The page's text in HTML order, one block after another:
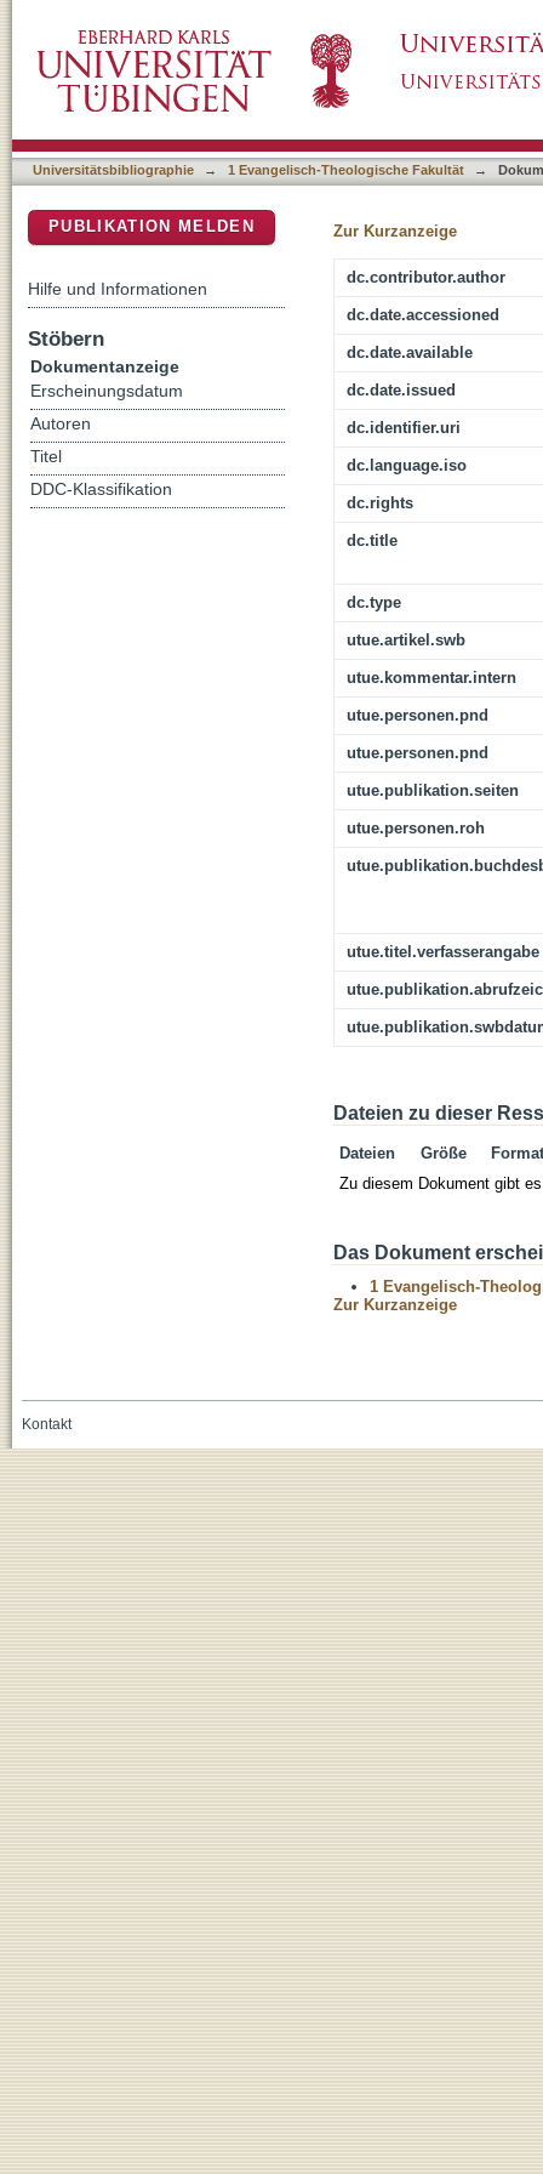
65. Geburtstag
Universitätsbibliographie → 1 Evangelisch-Theologische Fakultät →
Zur Kurzanzeige
dc.contributor.author
dc.date.accessioned
dc.date.available
dc.date.issued
dc.identifier.uri
dc.language.iso
dc.rights
dc.title
dc.type
utue.artikel.swb
utue.kommentar.intern
utue.personen.pnd
utue.personen.pnd
utue.publikation.seiten
utue.personen.roh
utue.titel.verfasserangabe
Dateien zu dieser
Dateien Größe
Format
Zu diesem Dokument gibt
Das Dokument
1 Evangelisch-
Zur Kurzanzeige
PUBLIKATION MELDEN
Hilfe und Informationen
Stöbern
Dokumentanzeige
Erscheinungsdatum
Autoren
Titel
DDC-Klassifikation
Kontakt